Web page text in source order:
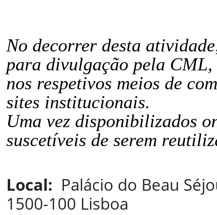
No decorrer desta
para divulgação pela
nos respetivos meios de
sites institucionais.
Uma vez disponibilizados
suscetíveis de serem
Local: Palácio do Beau
1500-100 Lisboa